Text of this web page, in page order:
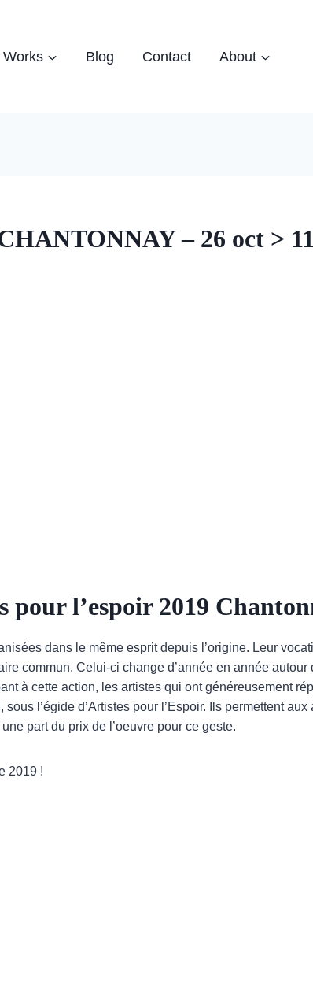
Works Blog Contact About
– 26 oct >
pour l’espoir 2019
dans le même esprit depuis l’origine. Leur
commun. Celui-ci change d’année en année
à cette action, les artistes qui ont généreusement
l’égide d’Artistes pour l’Espoir. Ils permettent
part du prix de l’oeuvre pour ce geste.
2019 !